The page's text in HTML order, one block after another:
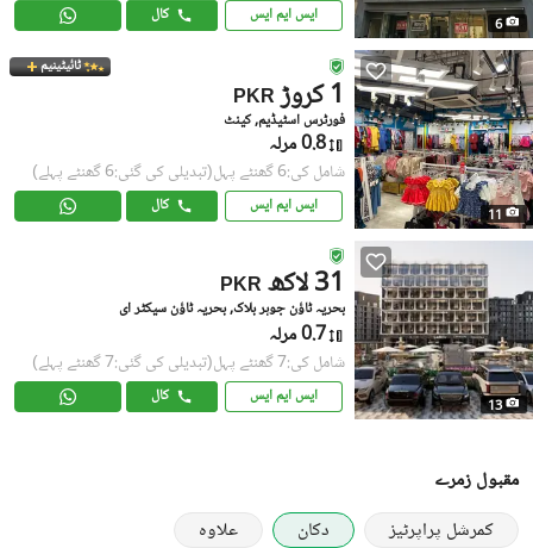
6 ایس ایم ایس کال
11
ٹائیٹینیم
PKR 1 کروڑ
فورٹرس اسٹیڈیم, کینٹ
0.8 مرلہ
شامل کی:6 گھنٹے پہل (تبدیلی کی گئی:6 گھنٹے پہلے)
ایس ایم ایس کال
13
PKR 31 لاکھ
بحریہ ٹاؤن جوہر بلاک, بحریہ ٹاؤن سیکٹر ای
0.7 مرلہ
شامل کی:7 گھنٹے پہل (تبدیلی کی گئی:7 گھنٹے پہلے)
ایس ایم ایس کال
مقبول زمرے
کمرشل پراپرٹیز
دکان علاوہ